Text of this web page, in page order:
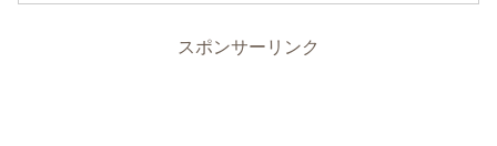
スポンサーリンク